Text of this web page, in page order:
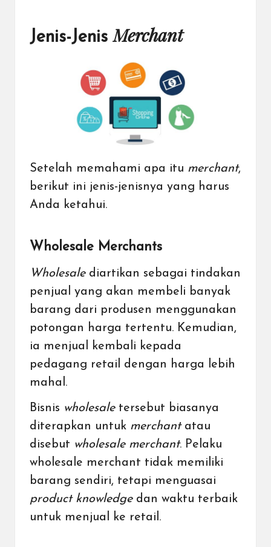
Jenis-JenisMerchant
Setelah memahami apa itu merchant,
berikut ini jenis-jenisnya yang harus
Anda ketahui.
Wholesale Merchants
Wholesalediartikan sebagai tindakan
penjual yang akan membeli banyak
barang dari produsen menggunakan
potongan harga tertentu. Kemudian,
ia menjual kembali kepada
pedagang retail dengan harga lebih
mahal.
Bisnis wholesale tersebut biasanya
diterapkan untuk merchantatau
disebut wholesale merchant. Pelaku
wholesale merchant tidak memiliki
barang sendiri, tetapi menguasai
product knowledgedan waktu terbaik
untuk menjual ke retail.